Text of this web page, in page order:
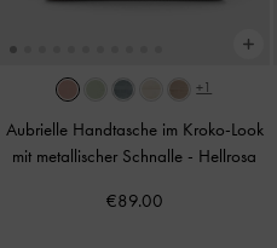
+1
Aubrielle Handtasche im Kroko-Look
mit metallischer Schnalle - Hellrosa
€89.00